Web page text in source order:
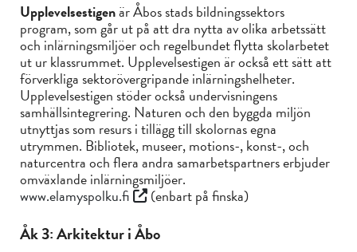
Upplevelsestigenär Åbos stads bildningssektors
program, som går ut på att dra nytta av olika arbetssätt
och inlärningsmiljöer och regelbundet flytta skolarbetet
ut ur klassrummet. Upplevelsestigen är också ett sätt att
förverkliga sektorövergripande inlärningshelheter.
Upplevelsestigen stöder också undervisningens
samhällsintegrering. Naturen och den byggda miljön
utnyttjas som resurs i tillägg till skolornas egna
utrymmen. Bibliotek, museer, motions-, konst-, och
naturcentra och flera andra samarbetspartners erbjuder
omväxlande inlärningsmiljöer.
www.elamyspolku.fi (enbart på finska)
Åk 3: Arkitektur i Åbo